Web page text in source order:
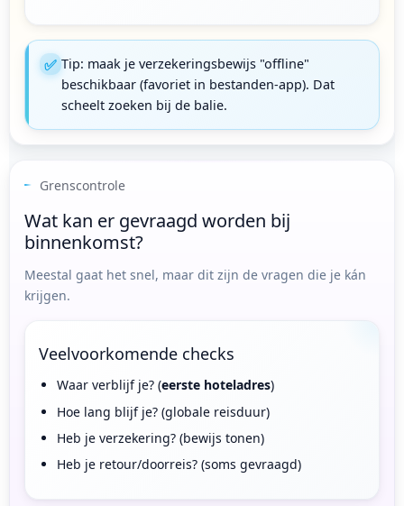
✅ Tip: maak je verzekeringsbewijs "offline"
beschikbaar (favoriet in bestanden-app). Dat
scheelt zoeken bij de balie.
Grenscontrole
Wat kan er gevraagd worden bij
binnenkomst?
Meestal gaat het snel, maar dit zijn de vragen die je kán
krijgen.
Veelvoorkomende checks
Waar verblijf je? (eerste hoteladres)
Hoe lang blijf je? (globale reisduur)
Heb je verzekering? (bewijs tonen)
Heb je retour/doorreis? (soms gevraagd)